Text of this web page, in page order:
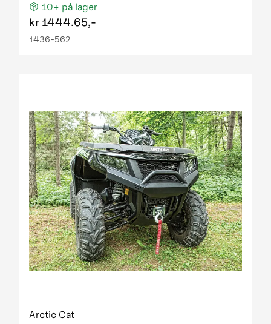
10+ på lager
kr 1444.65,-
1436-562
Arctic Cat